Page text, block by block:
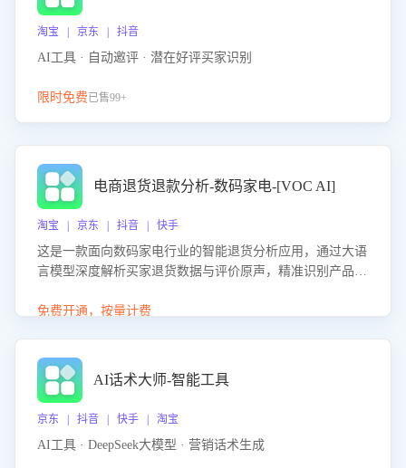
淘宝 | 京东 | 抖音
AI工具 · 自动邀评 · 潜在好评买家识别
限时免费已售99+
电商退货退款分析-数码家电-[VOC AI]
淘宝 | 京东 | 抖音 | 快手
这是一款面向数码家电行业的智能退货分析应用，通过大语
言模型深度解析买家退货数据与评价原声，精准识别产品质
改进建议，通过挖掘用户痛点驱动产品迭代，从根本上降低
免费开通，按量计费
AI话术大师-智能工具
京东 | 抖音 | 快手 | 淘宝
AI工具 · DeepSeek大模型 · 营销话术生成